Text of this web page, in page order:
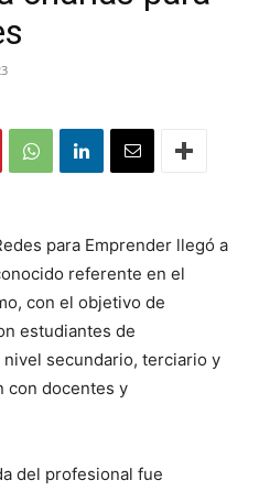
para Emprender llegó a
referente en el
con el objetivo de
estudiantes de
secundario, terciario y
con docentes y
del profesional fue